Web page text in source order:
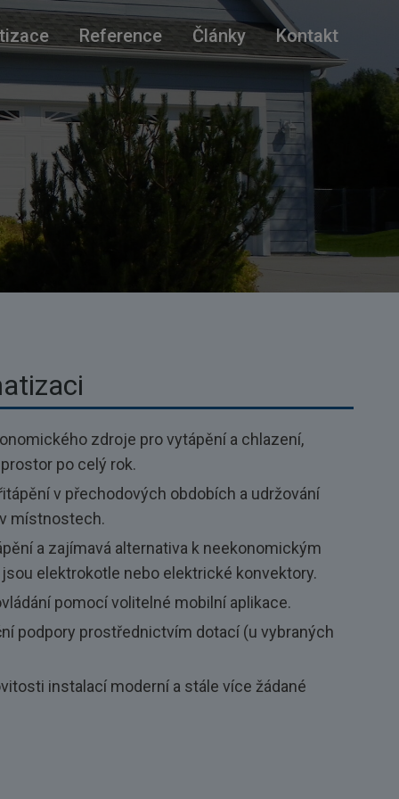
Reference Články Kontakt
zdroje pro vytápění a chlazení,
po celý rok.
v přechodových obdobích a udržování
místnostech.
a zajímavá alternativa k neekonomickým
elektrokotle nebo elektrické konvektory.
pomocí volitelné mobilní aplikace.
podpory prostřednictvím dotací (u vybraných
instalací moderní a stále více žádané